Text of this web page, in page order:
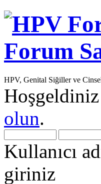
HPV, Genital Siğiller ve
Hoşgeldiniz
olun.
Kullanıcı
giriniz